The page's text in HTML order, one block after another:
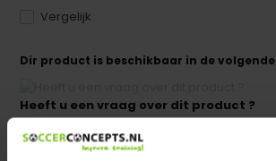
Vergelijk
Dir product is beschikbaar in de
Heeft u een vraag over dit product ?
We helpen u graag met meer informatie